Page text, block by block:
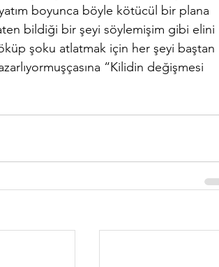
boyunca böyle kötücül bir plana
bildiği bir şeyi söylemişim gibi elini
şoku atlatmak için her şeyi baştan
“Kilidin değişmesi